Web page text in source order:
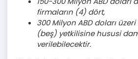
firmaların (4) dört,
300 Milyon ABD doları
(beş) yetkilisine hususi
verilebilecektir.